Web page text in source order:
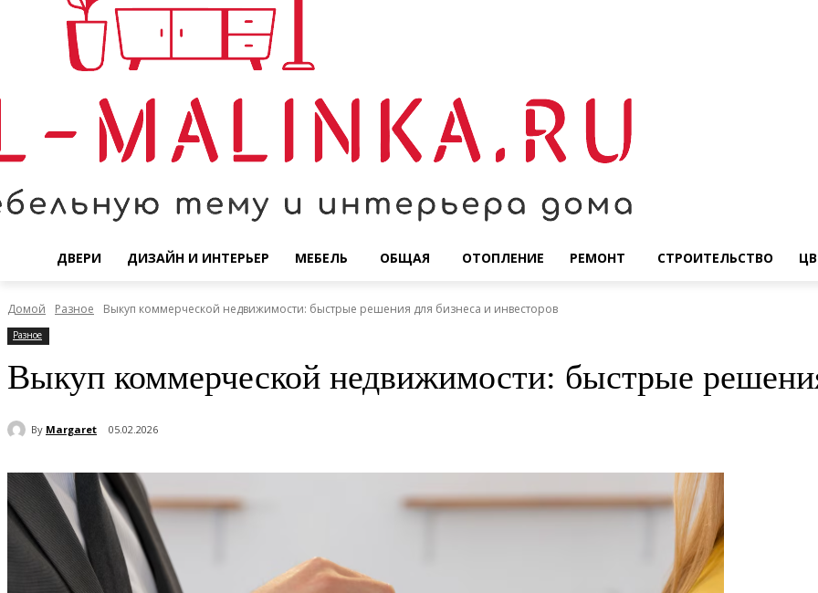
ДВЕРИ ДИЗАЙН И ИНТЕРЬЕР МЕБЕЛЬ ОБЩАЯ ОТОПЛЕНИЕ РЕМОНТ СТРОИТЕЛЬСТВО
Домой Разное Выкуп коммерческой недвижимости: быстрые решения для бизнеса и инвесторов
Разное
Выкуп коммерческой недвижимости: быстрые
By Margaret 05.02.2026